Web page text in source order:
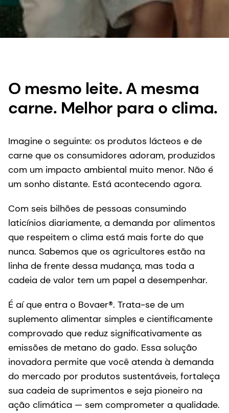
O mesmo leite. A mesma
carne. Melhor para o clima.
Imagine o seguinte: os produtos lácteos e de
carne que os consumidores adoram, produzidos
com um impacto ambiental muito menor. Não é
um sonho distante. Está acontecendo agora.
Com seis bilhões de pessoas consumindo
laticínios diariamente, a demanda por alimentos
que respeitem o clima está mais forte do que
nunca. Sabemos que os agricultores estão na
linha de frente dessa mudança, mas toda a
cadeia de valor tem um papel a desempenhar.
É aí que entra o Bovaer®. Trata-se de um
suplemento alimentar simples e cientificamente
comprovado que reduz significativamente as
emissões de metano do gado. Essa solução
inovadora permite que você atenda à demanda
do mercado por produtos sustentáveis, fortaleça
sua cadeia de suprimentos e seja pioneiro na
ação climática — sem comprometer a qualidade.